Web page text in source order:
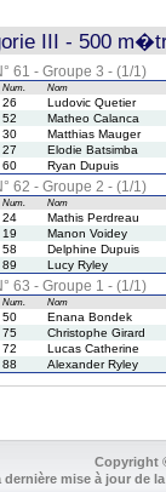
III - 500
61 - Groupe 3 - (1/1)
Num. Nom
26
Ludovic Quetier
52
Matheo Calanca
30
Matthias Mauger
27
Elodie Batsimba
60 Ryan Dupuis
62 - Groupe 2 - (1/1)
Num. Nom
24
Mathis Perdreau
19
Manon Voidey
58
Delphine Dupuis
89 Lucy Ryley
63 - Groupe 1 - (1/1)
Num. Nom
50
Enana Bondek
75
Christophe Girard
72
Lucas Catherine
88 Alexander Ryley
Copyright
dernière mise à jour de